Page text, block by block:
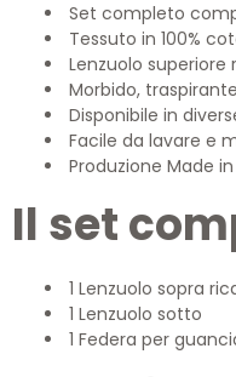
Set completo
Tessuto in 100%
Lenzuolo
Morbido,
Disponibile in
Facile da lavare e
Produzione Made
Il set
1 Lenzuolo sopra
1 Lenzuolo sotto
1 Federa per